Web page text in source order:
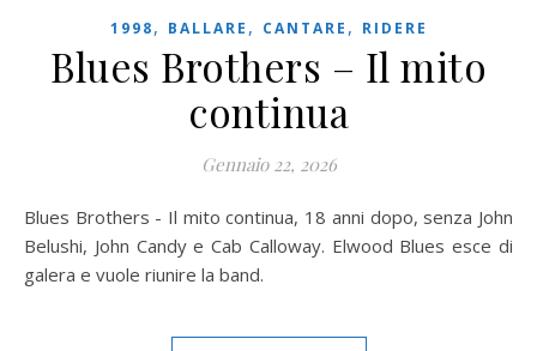
1998, BALLARE , CANTARE , RIDERE
Blues Brothers – Il mito
continua
Gennaio 22, 2026
Blues Brothers - Il mito continua, 18 anni dopo, senza John
Belushi, John Candy e Cab Calloway. Elwood Blues esce di
galera e vuole riunire la band.